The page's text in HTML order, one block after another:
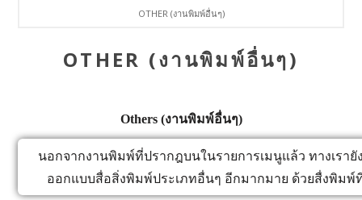
OTHER (งานพิมพ์อื่นๆ)
OTHER (งานพิมพ์อื่นๆ)
Others (งานพิมพ์อื่นๆ)
นอกจากงานพิมพ์ที่ปรากฎบนในรายการเมนูแล้ว ทางเรา
ออกแบบสื่อสิ่งพิมพ์ประเภทอื่นๆ อีกมากมาย ด้วยสื่งพิม